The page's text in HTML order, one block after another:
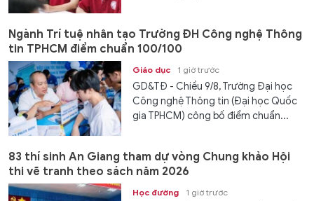
Ngành Trí tuệ nhân tạo Trường ĐH Công nghệ Thông
tin TPHCM điểm chuẩn 100/100
Giáo dục 1 giờ trước
GD&TĐ - Chiều 9/8, Trường Đại học
Công nghệ Thông tin (Đại học Quốc
gia TPHCM) công bố điểm chuẩn...
83 thí sinh An Giang tham dự vòng Chung khảo Hội
thi vẽ tranh theo sách năm 2026
Học đường 1 giờ trước